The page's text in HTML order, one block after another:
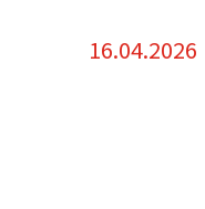
16.04.2026